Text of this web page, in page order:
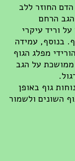
החוזר ללב
הרחם
וריד עיקרי
בנוסף, עמידה
מפלג הגוף
על הגב
גוף באופן
השונים ולשמור